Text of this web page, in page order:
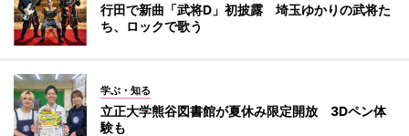
行田で新曲「武将D」初披露 埼玉ゆかりの武将た
ち、ロックで歌う
学ぶ・知る
立正大学熊谷図書館が夏休み限定開放 3Dペン体
験も